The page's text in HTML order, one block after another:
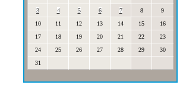
3
4 5 6 7 8
9
10
11 12 13 14 15
16
17
18 19 20 21 22
23
24
25 26 27 28 29
30
31